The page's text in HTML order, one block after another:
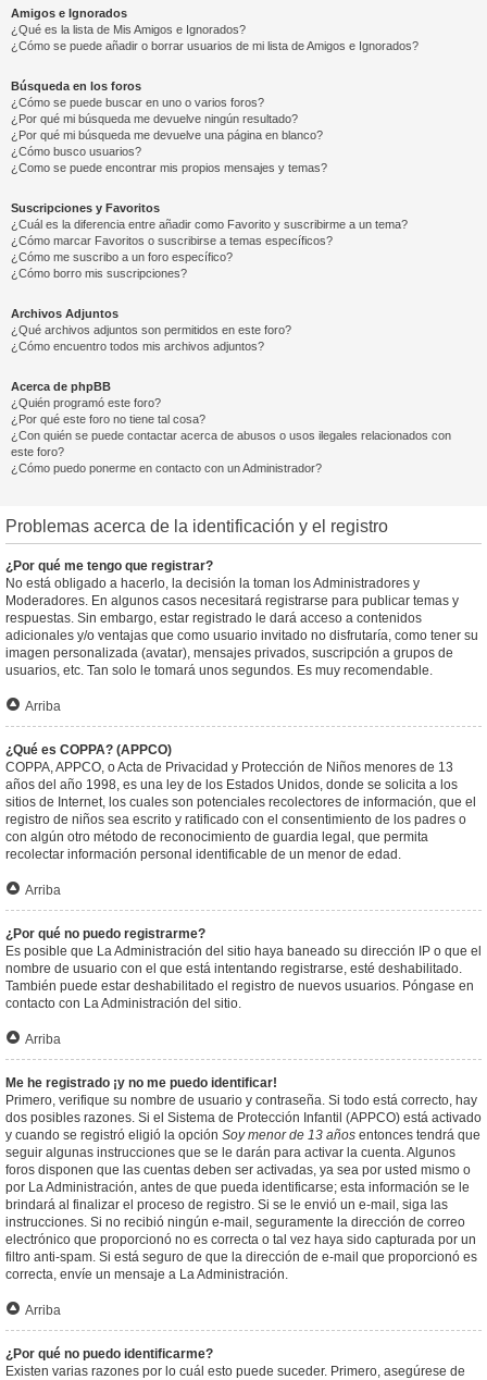
Amigos e Ignorados
¿Qué es la lista de Mis Amigos e Ignorados?
¿Cómo se puede añadir o borrar usuarios de mi lista de Amigos e Ignorados?
Búsqueda en los foros
¿Cómo se puede buscar en uno o varios foros?
¿Por qué mi búsqueda me devuelve ningún resultado?
¿Por qué mi búsqueda me devuelve una página en blanco?
¿Cómo busco usuarios?
¿Como se puede encontrar mis propios mensajes y temas?
Suscripciones y Favoritos
¿Cuál es la diferencia entre añadir como Favorito y suscribirme a un tema?
¿Cómo marcar Favoritos o suscribirse a temas específicos?
¿Cómo me suscribo a un foro específico?
¿Cómo borro mis suscripciones?
Archivos Adjuntos
¿Qué archivos adjuntos son permitidos en este foro?
¿Cómo encuentro todos mis archivos adjuntos?
Acerca de phpBB
¿Quién programó este foro?
¿Por qué este foro no tiene tal cosa?
¿Con quién se puede contactar acerca de abusos o usos ilegales relacionados con
este foro?
¿Cómo puedo ponerme en contacto con un Administrador?
Problemas acerca de la identificación y el registro
¿Por qué me tengo que registrar?
No está obligado a hacerlo, la decisión la toman los Administradores y
Moderadores. En algunos casos necesitará registrarse para publicar temas y
respuestas. Sin embargo, estar registrado le dará acceso a contenidos
adicionales y/o ventajas que como usuario invitado no disfrutaría, como tener su
imagen personalizada (avatar), mensajes privados, suscripción a grupos de
usuarios, etc. Tan solo le tomará unos segundos. Es muy recomendable.
Arriba
¿Qué es COPPA? (APPCO)
COPPA, APPCO, o Acta de Privacidad y Protección de Niños menores de 13
años del año 1998, es una ley de los Estados Unidos, donde se solicita a los
sitios de Internet, los cuales son potenciales recolectores de información, que el
registro de niños sea escrito y ratificado con el consentimiento de los padres o
con algún otro método de reconocimiento de guardia legal, que permita
recolectar información personal identificable de un menor de edad.
Arriba
¿Por qué no puedo registrarme?
Es posible que La Administración del sitio haya baneado su dirección IP o que el
nombre de usuario con el que está intentando registrarse, esté deshabilitado.
También puede estar deshabilitado el registro de nuevos usuarios. Póngase en
contacto con La Administración del sitio.
Arriba
Me he registrado ¡y no me puedo identificar!
Primero, verifique su nombre de usuario y contraseña. Si todo está correcto, hay
dos posibles razones. Si el Sistema de Protección Infantil (APPCO) está activado
y cuando se registró eligió la opción Soy menor de 13 años entonces tendrá que
seguir algunas instrucciones que se le darán para activar la cuenta. Algunos
foros disponen que las cuentas deben ser activadas, ya sea por usted mismo o
por La Administración, antes de que pueda identificarse; esta información se le
brindará al finalizar el proceso de registro. Si se le envió un e-mail, siga las
instrucciones. Si no recibió ningún e-mail, seguramente la dirección de correo
electrónico que proporcionó no es correcta o tal vez haya sido capturada por un
filtro anti-spam. Si está seguro de que la dirección de e-mail que proporcionó es
correcta, envíe un mensaje a La Administración.
Arriba
¿Por qué no puedo identificarme?
Existen varias razones por lo cuál esto puede suceder. Primero, asegúrese de